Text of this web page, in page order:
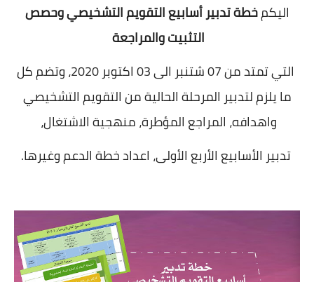
اليكمخطة تدبير أسابيع التقويم التشخيصي وحصص
التثبيت والمراجعة
التي تمتد من 07 شتنبر الى 03 اكتوبر 2020، وتضم كل
ما يلزم لتدبير المرحلة الحالية من التقويم التشخيصي
واهدافه، المراجع المؤطرة، منهجية الاشتغال،
تدبير الأسابيع الأربع الأولى، اعداد خطة الدعم وغيرها.